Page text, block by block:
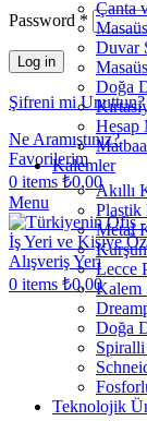
Password *
Log in
Şifreni mi Unuttun?
Ne Aramıştınız?
Favorilerim
0 items ₺0,00
Menu
0 items ₺0,00
Çanta
Duvar
Doğa
Hesap
Kalemler
Akıllı
Plastik
Metal
Lecce
Kalem
Doğa
Teknolojik